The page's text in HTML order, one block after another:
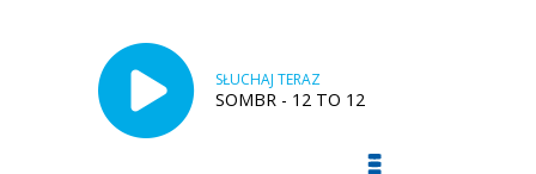
SŁUCHAJ TERAZ
SOMBR - 12 TO 12